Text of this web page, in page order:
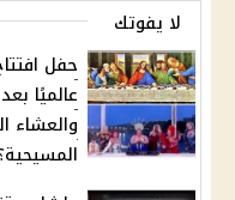
لا يفوتك
عالميًا
والعشاء